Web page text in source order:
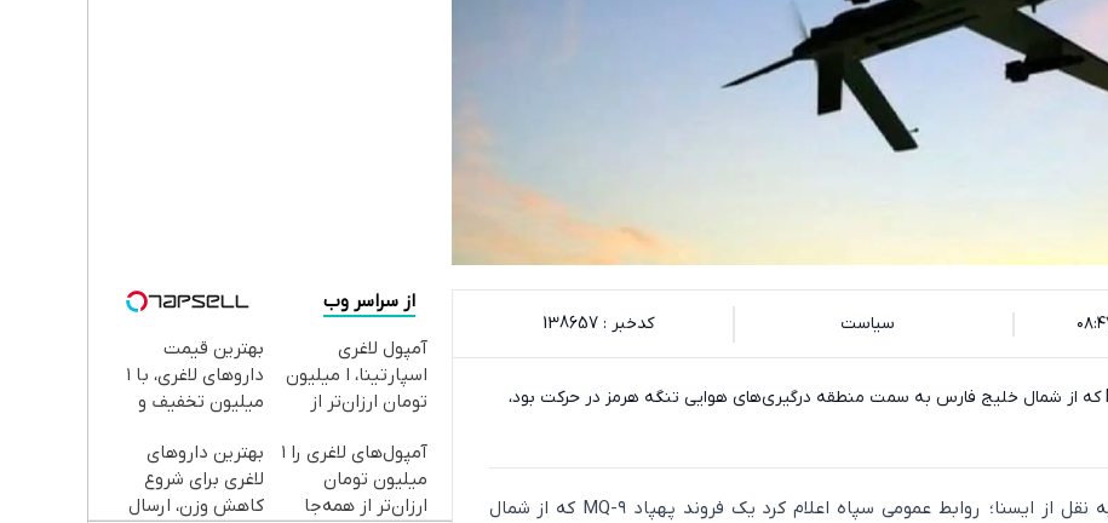
سیاست کدخبر : 138657
یک فروند پهپاد MQ-۹ که از شمال خلیج فارس به سمت منطقه درگیری‌های هوایی تنگه هرمز در حرکت بود،
به گزارش اکوایران به نقل از ایسنا؛ روابط عمومی سپاه اعلام کرد یک فروند پهپاد MQ-۹ که از شمال
از سراسر وب
آمپول لاغری
اسپارتینا، ا میلیون
تومان ارزان‌تر از
بهترین قیمت
داروهای لاغری، با ۱
میلیون تخفیف و
آمپول‌های لاغری را ۱
میلیون تومان
ارزان‌تر از همه‌جا
بهترین داروهای
لاغری برای شروع
کاهش وزن، ارسال